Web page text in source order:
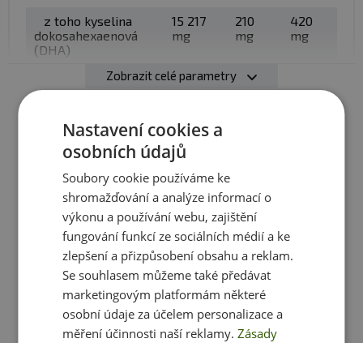
zapijte dostatečným množstvím vody. Nejsou vhodné
alkoholické a mléčné nápoje. Kapsli nekousejte!
Doplněk stravy
Nenahrazuje pestrou stravu. Není určeno pro děti,
těhotné a kojící ženy. Ukládejte mimo dosah dětí!
Skladujte v suchu při teplotě do 25 °C mimo dosah
přímého slunečního záření. Chraňte před mrazem.
Výrobce neručí za případné škody vzniklé nevhodným
použitím nebo skladováním.
z toho kyselina
dokosahexaenová
(DHA)
15 217
mg
210
mg
420
mg
724,6
μg = 14
10 μg
= 200
= 400
* Referenční hodnota příjmu
Složení: rybí olej , želatinová kapsle (hovězí želatina,
zvlhčující látka glycerol,voda), vitamin D
(cholekalciferol).
Zobrazit celé parametry
Ještě jste si nevybrali?
Doporučujeme vám podobné produkty
Nastavení cookies a
osobních údajů
Soubory cookie používáme ke
shromažďování a analýze informací o
výkonu a používání webu, zajištění
fungování funkcí ze sociálních médií a ke
zlepšení a přizpůsobení obsahu a reklam.
Se souhlasem můžeme také předávat
marketingovým platformám některé
osobní údaje za účelem personalizace a
měření účinnosti naší reklamy.Zásady